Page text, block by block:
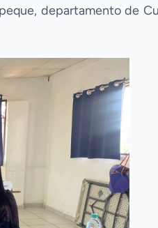
departamento de